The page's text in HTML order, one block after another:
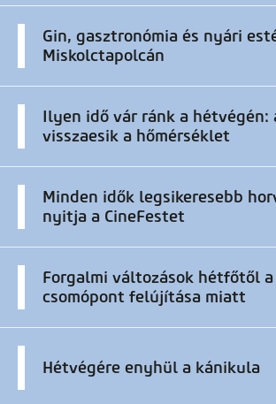
Gin, gasztronómia és nyári
Miskolctapolcán
Ilyen idő vár ránk a hétvégén:
visszaesik a hőmérséklet
Minden idők legsikeresebb
nyitja a CineFestet
Forgalmi változások hétfőtől a
csomópont felújítása miatt
Hétvégére enyhül a kánikula